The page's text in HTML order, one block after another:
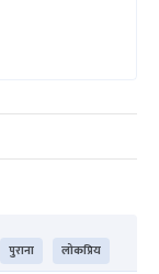
पुराना लोकप्रिय